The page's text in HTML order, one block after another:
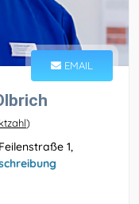
EMAIL
)
1,